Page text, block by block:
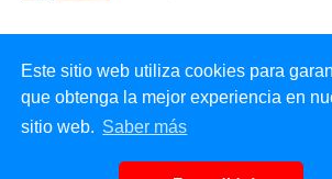
Este sitio web utiliza cookies para
que obtenga la mejor experiencia en
sitio web. Saber más